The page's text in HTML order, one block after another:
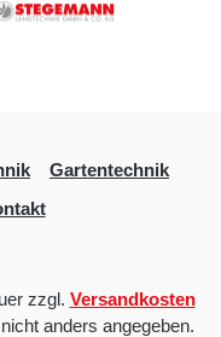
Gartentechnik
zzgl. Versandkosten
anders angegeben.